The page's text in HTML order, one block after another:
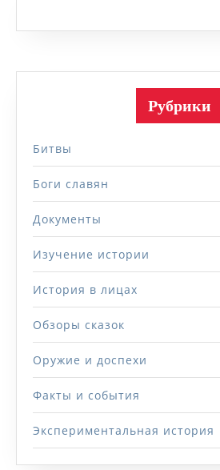
Рубрики
Битвы
Боги славян
Документы
Изучение истории
История в лицах
Обзоры сказок
Оружие и доспехи
Факты и события
Экспериментальная история